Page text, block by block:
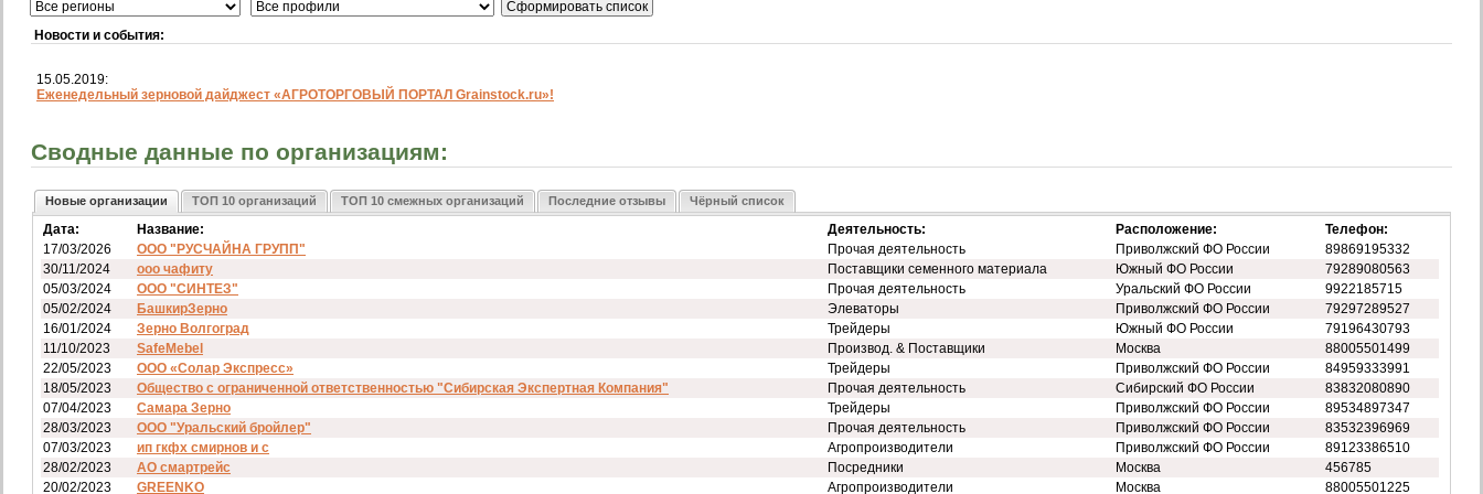
Новости и события:
15.05.2019:
Еженедельный зерновой дайджест «АГРОТОРГОВЫЙ ПОРТАЛ Grainstock.ru»!
Сводные данные по организациям:
Новые организации ТОП 10 организаций ТОП 10 смежных организаций Последние отзывы Чёрный список
Дата: Название: Деятельность: Расположение:
Телефон:
17/03/2026
ООО "РУСЧАЙНА ГРУПП" Прочая деятельность Приволжский ФО России
89869195332
30/11/2024
ооо чафиту Поставщики семенного материала Южный ФО России
79289080563
05/03/2024
ООО "СИНТЕЗ" Прочая деятельность Уральский ФО России
9922185715
05/02/2024
БашкирЗерно Элеваторы Приволжский ФО России
79297289527
16/01/2024
Зерно Волгоград Трейдеры Южный ФО России
79196430793
11/10/2023
SafeMebel Производ. & Поставщики Москва
88005501499
22/05/2023
ООО «Солар Экспресс» Трейдеры Приволжский ФО России
84959333991
18/05/2023
Общество с ограниченной ответственностью "Сибирская Экспертная Компания" Прочая деятельность Сибирский ФО России
83832080890
07/04/2023
Самара Зерно Трейдеры Приволжский ФО России
89534897347
28/03/2023
ООО "Уральский бройлер" Прочая деятельность Приволжский ФО России
83532396969
07/03/2023
ип гкфх смирнов и с Агропроизводители Приволжский ФО России
89123386510
28/02/2023
АО смартрейс Посредники Москва
456785
20/02/2023
GREENKO Агропроизводители Москва 88005501225